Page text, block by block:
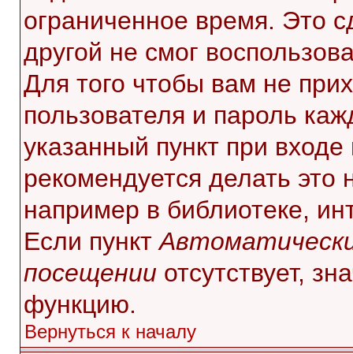
ограниченное время. Это
другой не смог
Для того чтобы вам не
пользователя и пароль
указанный пункт при
рекомендуется делать
например в библиотеке,
Если пункт
посещении отсутствует,
функцию.
Вернуться к началу